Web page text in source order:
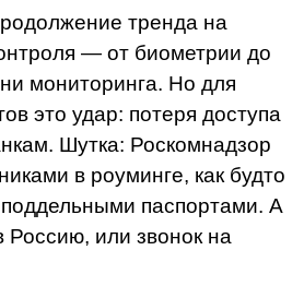
тренда на
— от биометрии до
мониторинга. Но для
это удар: потеря доступа
Шутка: Роскомнадзор
в роуминге, как будто
паспортами. А
Россию, или звонок на